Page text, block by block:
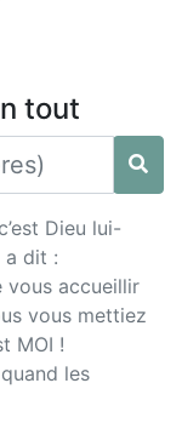
tout
Dieu lui-
a dit :
vous accueillir
vous mettiez
MOI !
les